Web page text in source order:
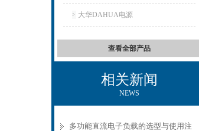
大华DAHUA电源
查看全部产品
相关新闻
NEWS
多功能直流电子负载的选型与使用注